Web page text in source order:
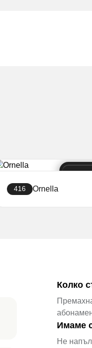
416 Ornella
Колко
Имаме
Не